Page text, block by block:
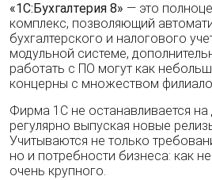
«1C:Бухгалтерия 8» — это
комплекс, позволяющий
бухгалтерского и налогового
модульной системе,
работать с ПО могут как
концерны с множеством
Фирма 1С не останавливается на
регулярно выпуская новые
Учитываются не только
но и потребности бизнеса: как
очень крупного.